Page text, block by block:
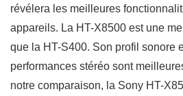
révélera les meilleures
appareils. La HT-X8500 est une
que la HT-S400. Son profil sonore
performances stéréo sont
notre comparaison, la Sony HT-